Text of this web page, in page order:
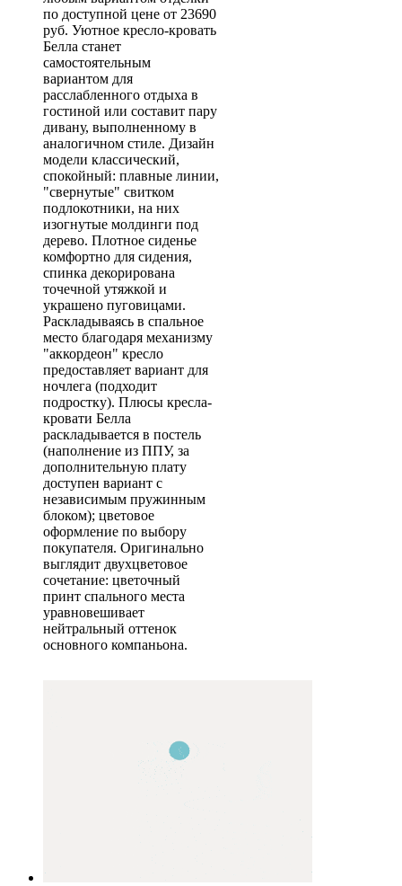
по доступной цене от 23690
руб. Уютное кресло-кровать
Белла станет
самостоятельным
вариантом для
расслабленного отдыха в
гостиной или составит пару
дивану, выполненному в
аналогичном стиле. Дизайн
модели классический,
спокойный: плавные линии,
"свернутые" свитком
подлокотники, на них
изогнутые молдинги под
дерево. Плотное сиденье
комфортно для сидения,
спинка декорирована
точечной утяжкой и
украшено пуговицами.
Раскладываясь в спальное
место благодаря механизму
"аккордеон" кресло
предоставляет вариант для
ночлега (подходит
подростку). Плюсы кресла-
кровати Белла
раскладывается в постель
(наполнение из ППУ, за
дополнительную плату
доступен вариант с
независимым пружинным
блоком); цветовое
оформление по выбору
покупателя. Оригинально
выглядит двухцветовое
сочетание: цветочный
принт спального места
уравновешивает
нейтральный оттенок
основного компаньона.